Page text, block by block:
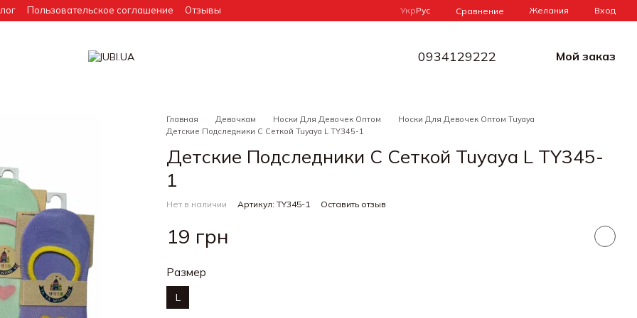
Пользовательское соглашение
Отзывы
УкрРус Сравнение Желания Вход
0934129222 Мой заказ
Главная Девочкам Носки Для Девочек Оптом
Носки Для Девочек Оптом Tuyaya
Детские Подследники С Сеткой Tuyaya L TY345-1
Детские Подследники С Сеткой Tuyaya L TY345-
1
Нет в наличии Артикул: TY345-1 Оставить отзыв
19 грн
Размер
L